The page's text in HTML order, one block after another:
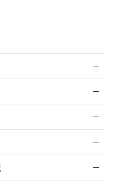
ル酸エステル類４
することから備考
りました。
の在庫切替を完了
のことがない限
割愛しておりま